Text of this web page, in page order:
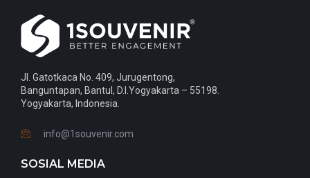
Jl. Gatotkaca No. 409, Jurugentong,
Banguntapan, Bantul, D.I.Yogyakarta – 55198.
Yogyakarta, Indonesia.
info@1souvenir.com
SOSIAL MEDIA